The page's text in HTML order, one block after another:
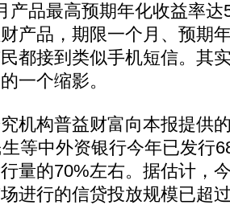
产品最高预期年化收益率
产品，期限一个月、预
都接到类似手机短信。其
一个缩影。
构普益财富向本报提供
等中外资银行今年已发行
量的70%左右。据估计，
进行的信贷投放规模已超